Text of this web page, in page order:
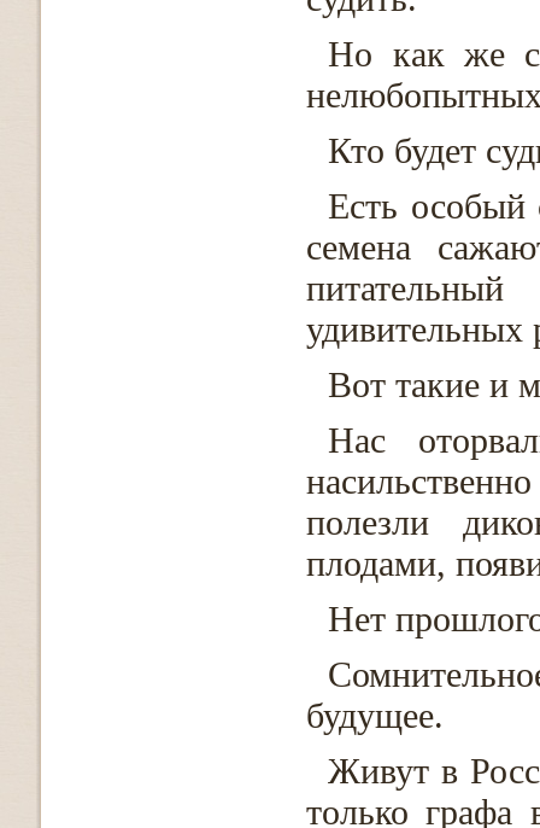
Но как же
Кто будет
Есть особый
семена
удивительных
Вот такие и
Нас
полезли
плодами,
Нет
будущее.
Живут в
только графа